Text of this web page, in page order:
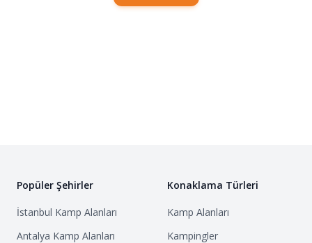
Popüler Şehirler
İstanbul Kamp Alanları
Antalya Kamp Alanları
Konaklama Türleri
Kamp Alanları
Kampingler